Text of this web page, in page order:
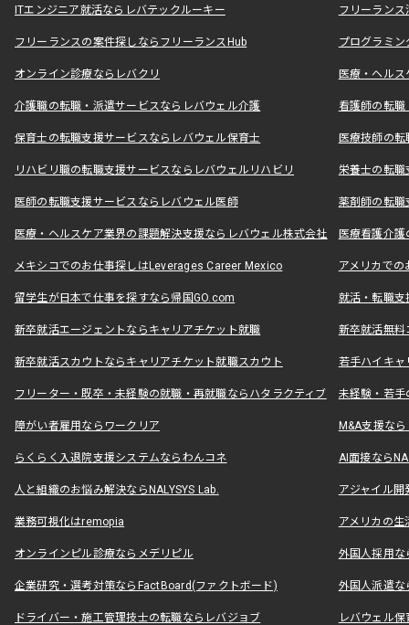
ITエンジニア就活ならレバテックルーキー フリーラン
フリーランスの案件探しならフリーランスHub プログラミ
オンライン診療ならレバクリ 医療・ヘル
介護職の転職・派遣サービスならレバウェル介護 看護師の転
保育士の転職支援サービスならレバウェル保育士 医療技師の
リハビリ職の転職支援サービスならレバウェルリハビリ 栄養士の転
医師の転職支援サービスならレバウェル医師 薬剤師の転
医療・ヘルスケア業界の課題解決支援ならレバウェル株式会社 医療看護介
メキシコでのお仕事探しはLeverages Career Mexico アメリカで
留学生が日本で仕事を探すなら帰国GO.com 就活・転職
新卒就活エージェントならキャリアチケット就職 新卒就活無料
新卒就活スカウトならキャリアチケット就職スカウト 若手ハイキ
フリーター・既卒・未経験の就職・再就職ならハタラクティブ 未経験・若手
障がい者雇用ならワークリア M&A支援な
らくらく入退院支援システムならわんコネ AI面接なら
人と組織のお悩み解決ならNALYSYS Lab. アジャイル
業務可視化はremopia アメリカの
オンラインピル診療ならメデリピル 外国人採用
企業研究・選考対策ならFactBoard(ファクトボード) 外国人派遣な
ドライバー・施工管理技士の転職ならレバジョブ レバウェル